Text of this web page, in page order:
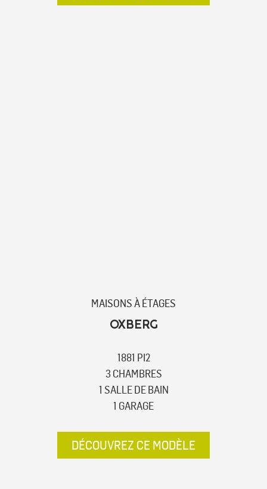
MAISONS À ÉTAGES
OXBERG
1881 PI2
3 CHAMBRES
1 SALLE DE BAIN
1 GARAGE
DÉCOUVREZ CE MODÈLE